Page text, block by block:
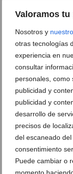
Valoramos
Nosotros y
otras tecnologías
experiencia en
consultar
personales, como
publicidad y
publicidad y
desarrollo de
precisos de
del escaneado
consentimiento
Puede cambiar o
momento
Firmeza,
rejuvenecer la
13 de julio de 2026